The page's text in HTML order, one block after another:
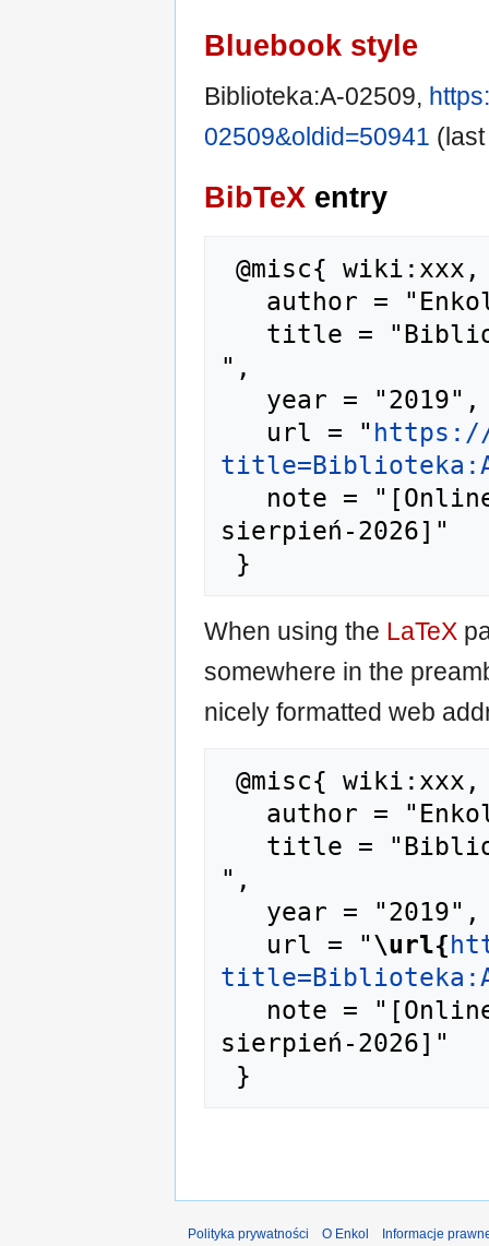
Bluebook style
Biblioteka:A-02509,
02509&oldid=50941
BibTeX entry
",
   url = "
title=Biblioteka:A-
sierpień-2026]"
When using the LaTeX
somewhere in the
nicely formatted web
",
   url = "
\url{
title=Biblioteka:A-
sierpień-2026]"
Polityka prywatności O Enkol Informacje